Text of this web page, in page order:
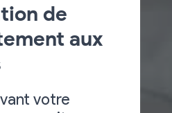
de
aux
votre